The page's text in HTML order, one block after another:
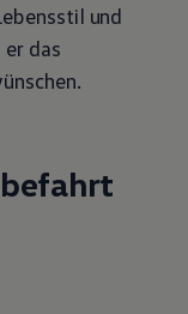
und
das